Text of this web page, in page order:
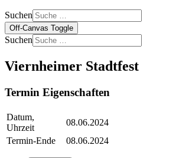
Suchen
Off-Canvas Toggle
Suchen
Viernheimer Stadtfest
Termin Eigenschaften
Datum,
Uhrzeit
08.06.2024
Termin-Ende
08.06.2024